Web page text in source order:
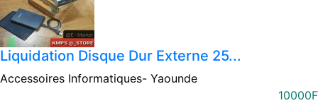
Liquidation Disque Dur Externe 25...
Accessoires Informatiques- Yaounde
10000F